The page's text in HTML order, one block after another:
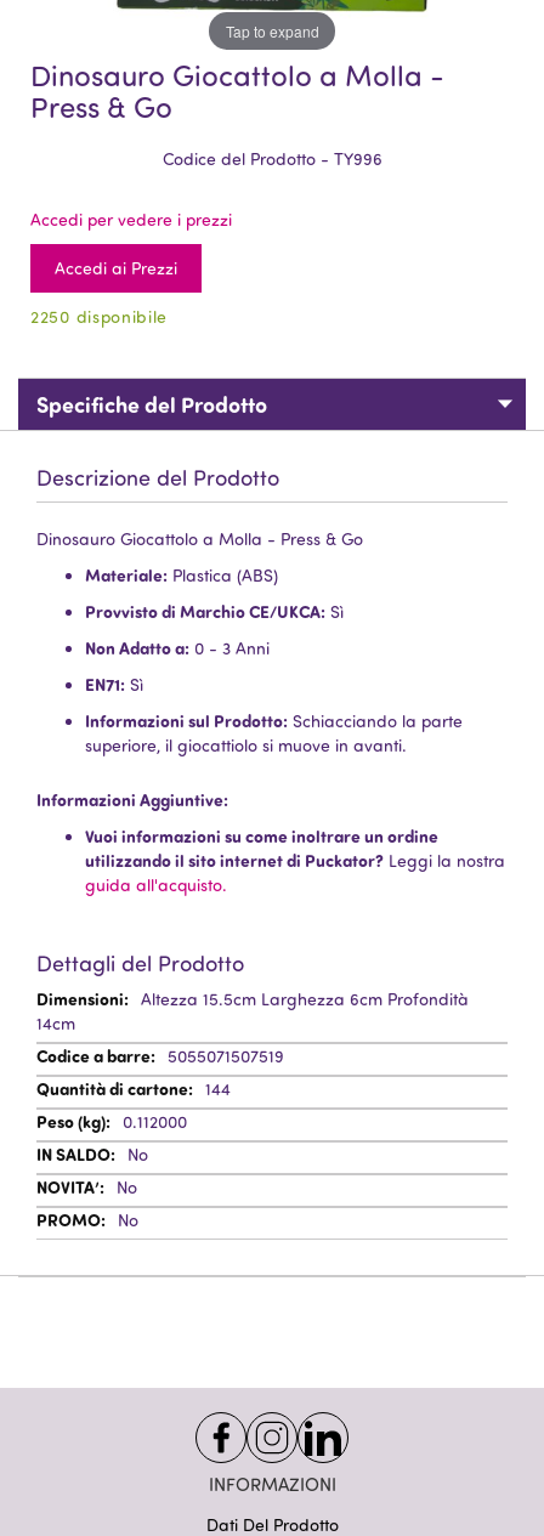
Tap to expand
Dinosauro Giocattolo a Molla -
Press & Go
Codice del Prodotto - TY996
Accedi per vedere i prezzi
Accedi ai Prezzi
2250 disponibile
Specifiche del Prodotto
Descrizione del Prodotto
Dinosauro Giocattolo a Molla - Press & Go
Materiale: Plastica (ABS)
Provvisto di Marchio CE/UKCA: Sì
Non Adatto a: 0 - 3 Anni
EN71: Sì
Informazioni sul Prodotto: Schiacciando la parte
superiore, il giocattiolo si muove in avanti.
Informazioni Aggiuntive:
Vuoi informazioni su come inoltrare un ordine
utilizzando il sito internet di Puckator? Leggi la nostra
guida all'acquisto.
Dettagli del Prodotto
Informazioni
Aggiuntive
Altezza 15.5cm Larghezza 6cm Profondità
14cm
5055071507519
144
0.112000
No
No
No
INFORMAZIONI
Dati Del Prodotto